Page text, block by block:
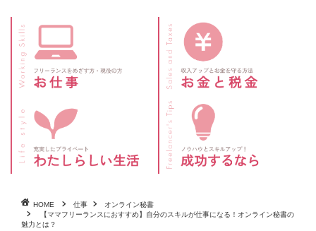
HOME 仕事
オンライン秘書
【ママフリーランスにおすすめ】自分のスキルが仕事になる！オンライン秘書の
魅力とは？